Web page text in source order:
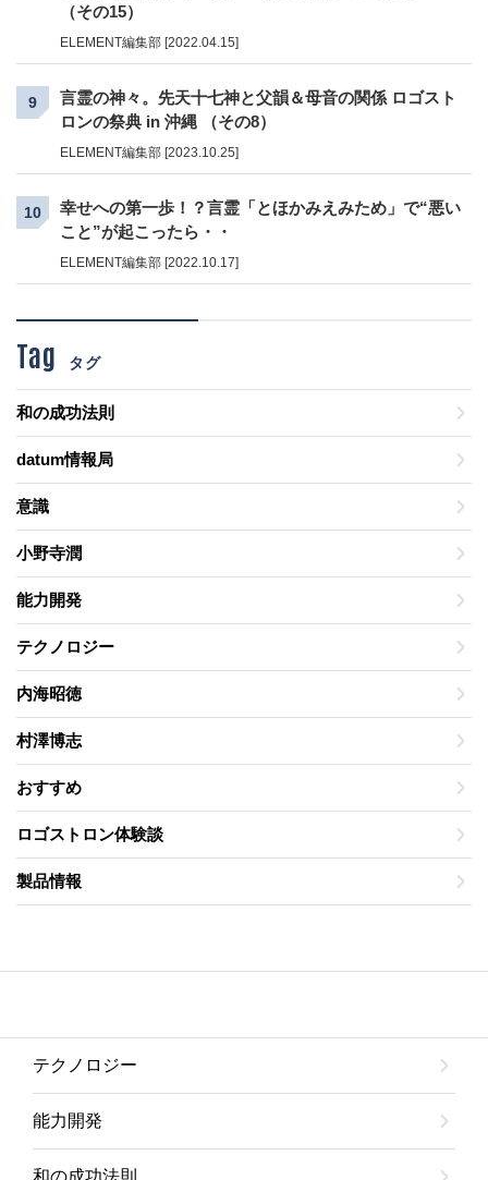
（その15）
ELEMENT編集部 [2022.04.15]
9
言霊の神々。先天十七神と父韻＆母音の関係 ロゴスト
ロンの祭典 in 沖縄 （その8）
ELEMENT編集部 [2023.10.25]
10
幸せへの第一歩！？言霊「とほかみえみため」で“悪い
こと”が起こったら・・
ELEMENT編集部 [2022.10.17]
Tag タグ
和の成功法則
datum情報局
意識
小野寺潤
能力開発
テクノロジー
内海昭徳
村澤博志
おすすめ
ロゴストロン体験談
製品情報
テクノロジー
能力開発
和の成功法則